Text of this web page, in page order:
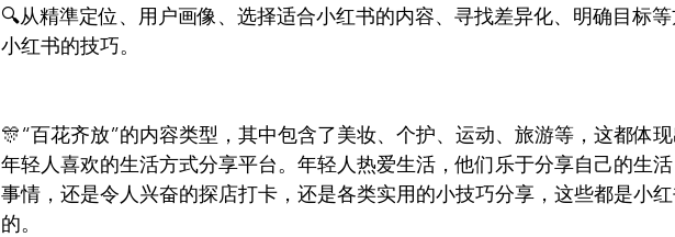
🔍从精準定位、用户画像、选择适合小红书的内容、寻找差异化、明确目标
小红书的技巧。
🎊“百花齐放”的内容类型，其中包含了美妆、个护、运动、旅游等，这都体
年轻人喜欢的生活方式分享平台。年轻人热爱生活，他们乐于分享自己的生
事情，还是令人兴奋的探店打卡，还是各类实用的小技巧分享，这些都是小
的。